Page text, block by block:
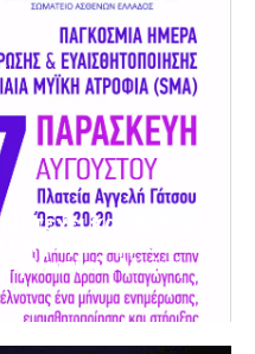
και φέτος
και
Νωτιαία Μυϊκή